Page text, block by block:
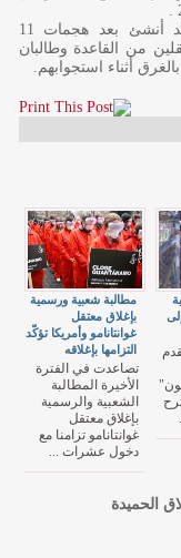
وكان سجن غوانتانامو قد أنشئ بعد هجمات 11
معتقلين من القاعدة وطالبان
أثناء استجوابهم.
مطالبة شعبية ورسمية
بإغلاق معتقل
غوانتانامو وأمريكا تؤكّد
التزامها بإغلاقه
تصاعدت في الفترة
الأخيرة المطالبة
الشعبية والرسمية
بإغلاق معتقل
غوانتانامو تزامنا مع
دخول عشرات ...
الحميدة